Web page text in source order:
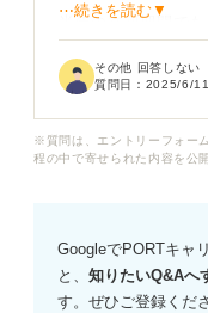
半年の在籍期間で
不信感を持たれそ
周りの人から見た
1社目での経験が半
書を書けば良いの
⋯続きを読む▼
その他 回答しない
質問日： 2025/6/11
※質問は、エントリーフォー
程の中で寄せられた内容を公
GoogleでPORTキャ
と、 知りたいQ&Aへ
す。ぜひご登録くだ